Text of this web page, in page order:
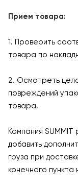
Прием товара:
1. Проверить
товара по
2. Осмотреть
повреждений
товара.
Компания
добавить
груза при
конечного пункта